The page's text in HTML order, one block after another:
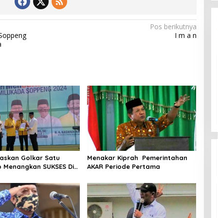
Pos berikutnya
I m a n
Golkar Satu
SUKSES Di
Menakar Kiprah Pemerintahan
AKAR Periode Pertama
Setelah 72 Community, Kini
Wanemo Nyatakan Dukungan
Pada Pasangan Sukses
Di Politik | Agustus 12, 2024